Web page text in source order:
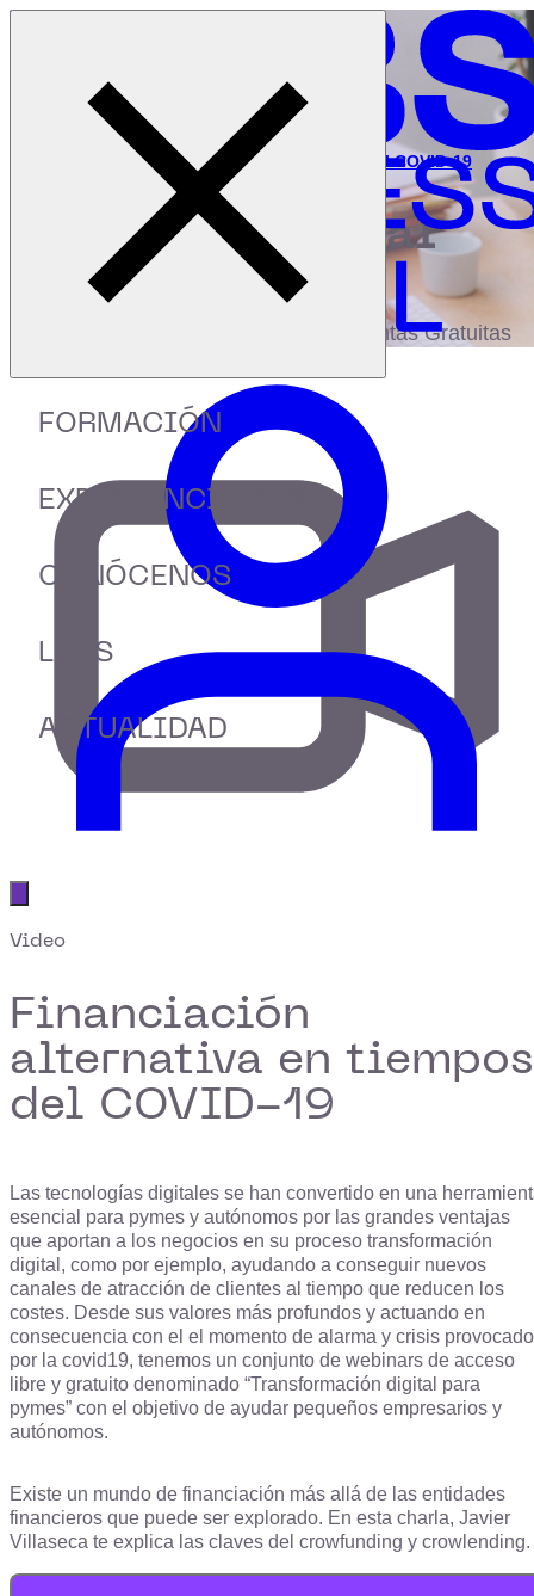
FORMACIÓN
EXPERIENCIA IEBS
CONÓCENOS
LABS
ACTUALIDAD
Inicio
Recursos
Financiación alternativa en tiempos del COVID-19
bibliotecadigital
Accede a más de 150 Recursos, Guías,
eBooks,Plantillas, Estudios y Herramientas Gratuitas
Video
Financiación
alternativa en tiempos
del COVID-19
Las tecnologías digitales se han convertido en una
esencial para pymes y autónomos por las grandes ventajas
que aportan a los negocios en su proceso transformación
digital, como por ejemplo, ayudando a conseguir nuevos
canales de atracción de clientes al tiempo que reducen los
costes. Desde sus valores más profundos y actuando en
consecuencia con el el momento de alarma y crisis provocado
por la covid19, tenemos un conjunto de webinars de acceso
libre y gratuito denominado “Transformación digital para
pymes” con el objetivo de ayudar pequeños empresarios y
autónomos.
Existe un mundo de financiación más allá de las entidades
financieros que puede ser explorado. En esta charla, Javier
Villaseca te explica las claves del crowfunding y crowlending.